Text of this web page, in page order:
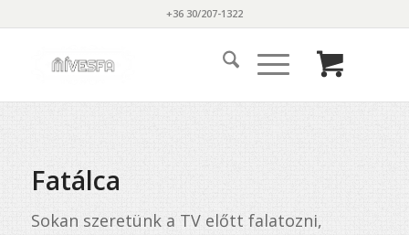
+36 30/207-1322
Fatálca
Sokan szeretünk a TV előtt falatozni,